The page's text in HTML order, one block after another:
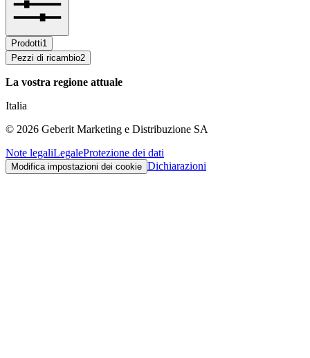
Prodotti1
Pezzi di ricambio2
La vostra regione attuale
Italia
© 2026 Geberit Marketing e Distribuzione SA
Note legaliLegaleProtezione dei dati
Modifica impostazioni dei cookie Dichiarazioni